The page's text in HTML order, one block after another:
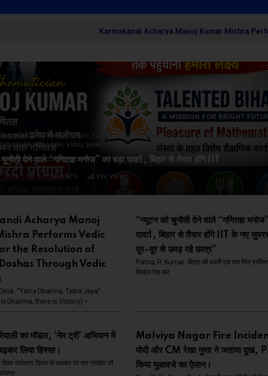
Karmakandi Acharya Manoj Kumar Mishra Performs Vedic
,BIHAR ,BUSINESS,DELHI EDUCATION,JHARKHAND,LATEST NEWS , NATIONAL,
,UTTAR PRADESH VIRAL NEWS
देने वाले “गणितज्ञ मनोज” का बड़ा दावा!, बिहार से तैयार होंगे IIT
2026 0 COMMENTS 994 VIEWS
Acharya Manoj
Performs Vedic
the Resolution of
Through Vedic
“Yatra Dharma, Tatra Jaya”
Dharma, there is Victory) —
“न्यूटन को चुनौती देने वाले “गणितज्ञ
दावा!, बिहार से तैयार होंगे IIT के नए
दूर-दूर से उमड़ रहे छात्र”
Patna, R. Kumar: बिहार की धरती एक बार फिर
मिसाल पेश कर
का मॉडल, ‘नेम ट्री’ अभियान में
लिया हिस्सा।
पर्यावरण दिवस के अवसर पर संत नामदेव जी
Malviya Nagar Fire
मोदी और CM रेखा गुप्ता ने जताया दुख,
किया मुआवजे का ऐलान।